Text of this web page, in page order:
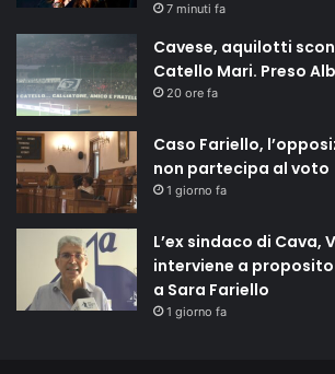
7 minuti fa
Cavese, aquilotti
Catello Mari. Preso
20 ore fa
Caso Fariello,
non partecipa al voto
1 giorno fa
L’ex sindaco di Cava,
interviene a
a Sara Fariello
1 giorno fa